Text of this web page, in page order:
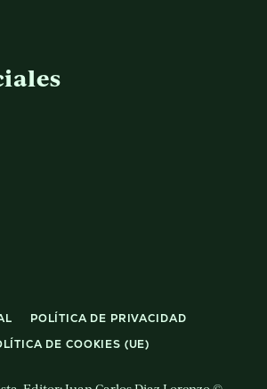
POLÍTICA DE PRIVACIDAD
DE COOKIES (UE)